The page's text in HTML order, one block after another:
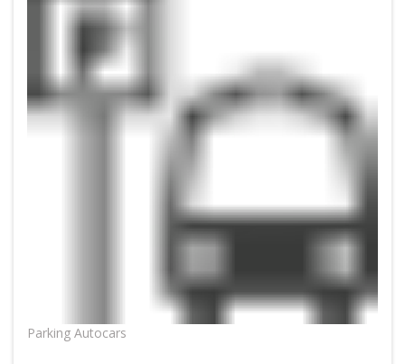
Parking Autocars